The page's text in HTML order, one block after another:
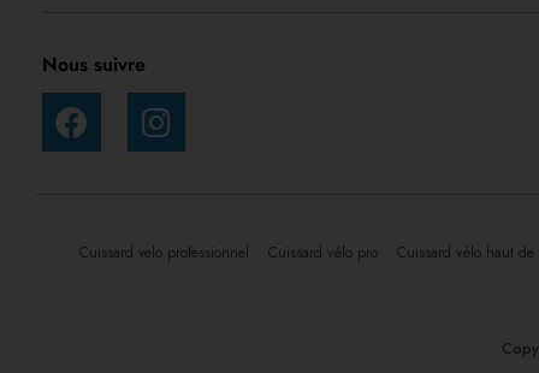
Nous suivre
Cuissard velo professionnel Cuissard vélo pro Cuissard vélo haut de